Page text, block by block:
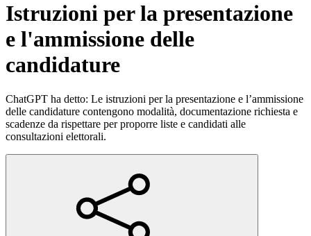
Istruzioni per la presentazione
e l'ammissione delle
candidature
ChatGPT ha detto: Le istruzioni per la presentazione e l’ammissione
delle candidature contengono modalità, documentazione richiesta e
scadenze da rispettare per proporre liste e candidati alle
consultazioni elettorali.